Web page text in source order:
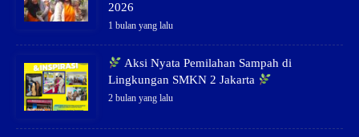
2026
1 bulan yang lalu
Aksi Nyata Pemilahan Sampah di
Lingkungan SMKN 2 Jakarta
2 bulan yang lalu